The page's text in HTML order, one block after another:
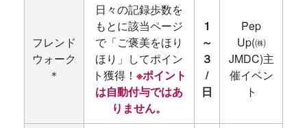
フレンド
ウォーク
＊
日々の記録歩数を
もとに該当ページ
で「ご褒美をほり
ほり」してポイン
ト獲得！ ※ポイント
は自動付与ではあ
りません。
1
～
３
/
日
Pep
Up(㈱
JMDC)主
催イベン
ト